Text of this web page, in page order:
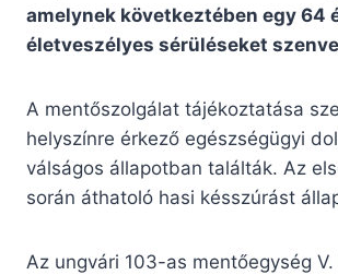
amelynek következtében egy 64
életveszélyes sérüléseket
A mentőszolgálat tájékoztatása
helyszínre érkező egészségügyi
válságos állapotban találták. Az
során áthatoló hasi késszúrást
Az ungvári 103-as mentőegység V.